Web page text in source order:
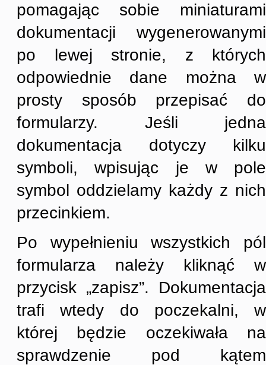
pomagając sobie miniaturami
dokumentacji wygenerowanymi
po lewej stronie, z których
odpowiednie dane można w
prosty sposób przepisać do
formularzy. Jeśli jedna
dokumentacja dotyczy kilku
symboli, wpisując je w pole
symbol oddzielamy każdy z nich
przecinkiem.
Po wypełnieniu wszystkich pól
formularza należy kliknąć w
przycisk „zapisz”. Dokumentacja
trafi wtedy do poczekalni, w
której będzie oczekiwała na
sprawdzenie pod kątem